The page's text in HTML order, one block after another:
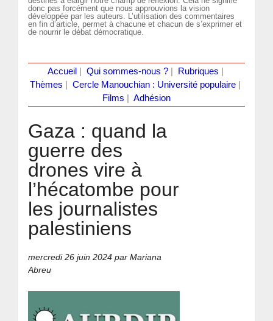
donc pas forcément que nous approuvions la vision
développée par les auteurs. L’utilisation des commentaires
en fin d’article, permet à chacune et chacun de s’exprimer et
de nourrir le débat démocratique.
Accueil Qui sommes-nous ?| Rubriques
Thèmes
Cercle Manouchian : Université populaire
Films
Adhésion
Gaza : quand la
guerre des
drones vire à
l’hécatombe pour
les journalistes
palestiniens
mercredi 26 juin 2024 par Mariana
Abreu